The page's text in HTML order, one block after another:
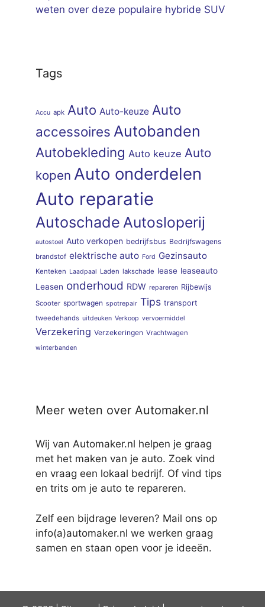
weten over deze populaire hybride SUV
Tags
Accu apk Auto Auto-keuze Auto
accessoires Autobanden
Autobekleding Auto keuze Auto
kopen Auto onderdelen
Auto reparatie
Autoschade Autosloperij
autostoel Auto verkopen bedrijfsbus Bedrijfswagens
brandstof elektrische auto Ford Gezinsauto
Kenteken Laadpaal Laden lakschade lease leaseauto
Leasen onderhoud RDW repareren Rijbewijs
Scooter sportwagen spotrepair Tips transport
tweedehands uitdeuken Verkoop vervoermiddel
Verzekering Verzekeringen Vrachtwagen
winterbanden
Meer weten over Automaker.nl
Wij van Automaker.nl helpen je graag
met het maken van je auto. Zoek vind
en vraag een lokaal bedrijf. Of vind tips
en trits om je auto te repareren.
Zelf een bijdrage leveren? Mail ons op
info(a)automaker.nl we werken graag
samen en staan open voor je ideeën.